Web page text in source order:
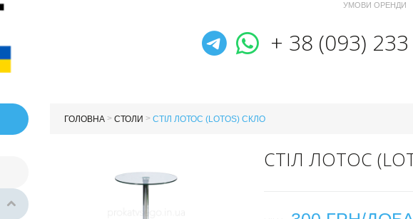
УМОВИ ОРЕНДИ
+ 38 (093)
Telegram
ГОЛОВНА > СТОЛИ > CТІЛ ЛОТОС (LOTOS) СКЛО
CТІЛ ЛОТОС